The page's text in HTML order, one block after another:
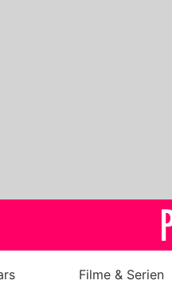
Filme & Serien